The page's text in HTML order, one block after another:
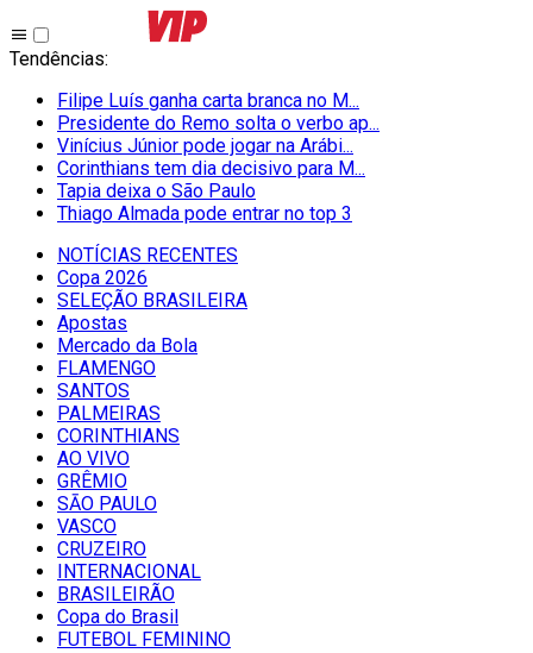
Tendências:
Filipe Luís ganha carta branca no M...
Presidente do Remo solta o verbo ap...
Vinícius Júnior pode jogar na Arábi...
Corinthians tem dia decisivo para M...
Tapia deixa o São Paulo
Thiago Almada pode entrar no top 3
NOTÍCIAS RECENTES
Copa 2026
SELEÇÃO BRASILEIRA
Apostas
Mercado da Bola
FLAMENGO
SANTOS
PALMEIRAS
CORINTHIANS
AO VIVO
GRÊMIO
SĀO PAULO
VASCO
CRUZEIRO
INTERNACIONAL
BRASILEIRÃO
Copa do Brasil
FUTEBOL FEMININO